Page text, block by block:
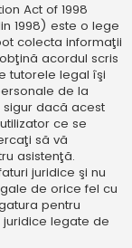
Act of 1998
1998) este o lege
colecta informaţii
acordul scris
tutorele legal îşi
de la
sigur dacă acest
ce se
să vă
asistenţă.
juridice şi nu
de orice fel cu
pentru
legate de